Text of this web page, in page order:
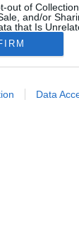
out of
and/or
that Is
which it was
Google to
Data